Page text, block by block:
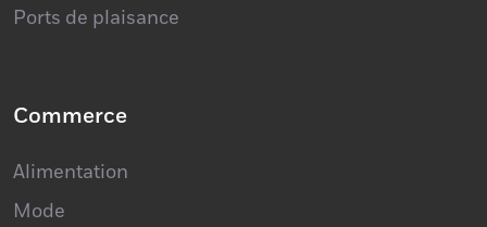
Sport
Alimentation